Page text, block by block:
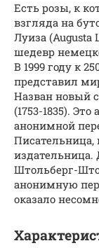
Есть розы, к
взгляда на
Луиза (Augusta
шедевр
В 1999 году к
представил
Назван новый
(1753-1835).
анонимной
Писательница,
издательница.
Штольберг-
анонимную
оказало